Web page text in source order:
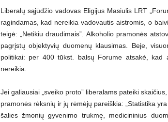
Liberalų sąjūdžio vadovas Eligijus Masiulis LRT
ragindamas, kad nereikia vadovautis aistromis, o
teigė: „Netikiu draudimais”. Alkoholio pramonės
pagrįstų objektyvių duomenų klausimas. Beje,
politikai: per 400 tūkst. balsų Forume atsakė,
nereikia.
Jei galiausiai „sveiko proto” liberalams pateiki
pramonės rėksnių ir jų rėmėjų pareiškia: „Statistika
šalies žmonių gyvenimo trukmę, medicininius